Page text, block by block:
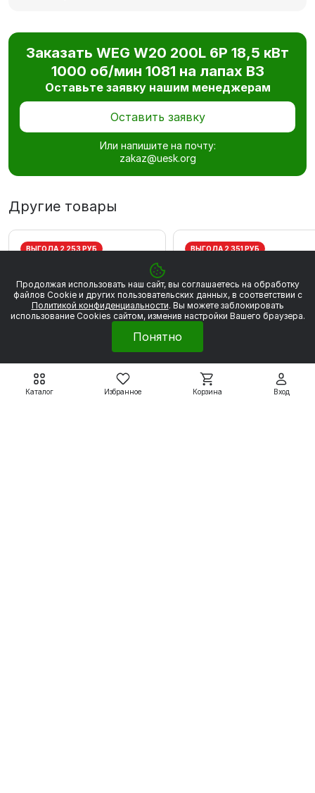
Каталог Избранное Корзина Вход
Заказать WEG W20 200L 6P 18,5 кВт
1000 об/мин 1081 на лапах В3
Оставьте заявку нашим менеджерам
Оставить заявку
Или напишите на почту:
zakaz@uesk.org
Другие товары
ВЫГОДА 2 253 РУБ ВЫГОДА 2 351 РУБ
Продолжая использовать наш сайт, вы соглашаетесь на обработку
файлов Сookie и других пользовательских данных, в соответствии с
Политикой конфиденциальности. Вы можете заблокировать
использование Cookies сайтом, изменив настройки Вашего браузера.
Понятно